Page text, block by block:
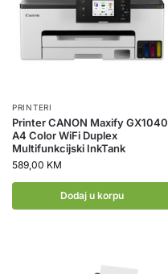
PRINTERI
Printer CANON Maxify GX1040
A4 Color WiFi Duplex
Multifunkcijski InkTank
589,00 KM
Dodaj u korpu